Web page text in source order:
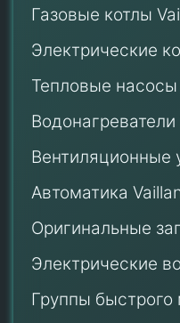
Газовые котлы
Электрические
Тепловые насосы
Водонагреватели
Вентиляционные
Автоматика
Оригинальные
Электрические
Группы